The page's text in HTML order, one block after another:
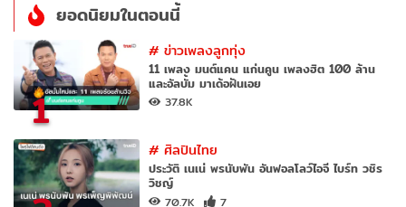
ยอดนิยมในตอนนี้
1
#ข่าวเพลงลูกทุ่ง
11 เพลง มนต์แคน แก่นคูน เพลงฮิต 100 ล้าน
และอัลบั้ม มาเด้อฝันเอย
37.8K
#ศิลปินไทย
ประวัติ เนเน่ พรนับพัน อันฟอลโลว์ไอจี ไบร์ท วชิร
วิชญ์
70.7K 7